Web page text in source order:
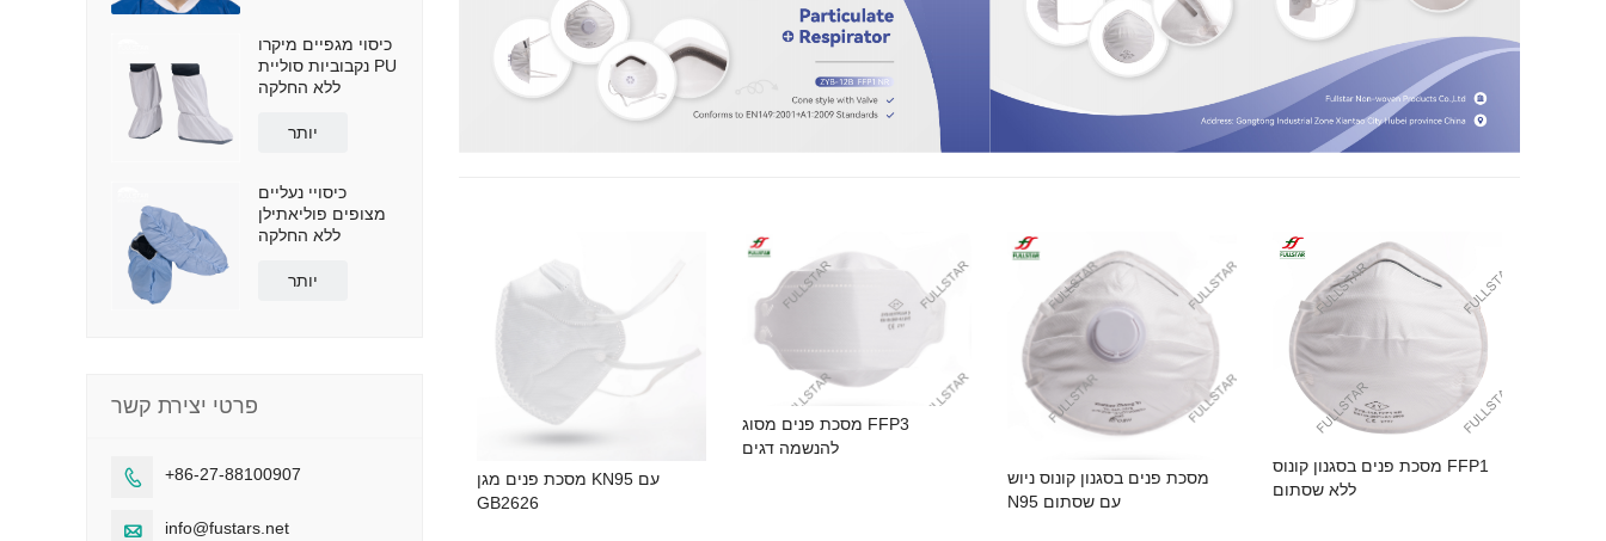
מסכת פנים מגן KN95 עם
GB2626
מסכת פנים מסוג FFP3
להנשמה דגים
מסכת פנים בסגנון קונוס ניוש
N95 עם שסתום
מסכת פנים בסגנון קונוס FFP1
ללא שסתום
כיסוי מגפיים מיקרו
נקבוביות סוליית PU
ללא החלקה
יותר
כיסויי נעליים
מצופים פוליאתילן
ללא החלקה
יותר
פרטי יצירת קשר
 +86-27-88100907
 info@fustars.net